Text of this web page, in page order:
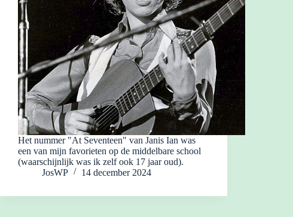
Het nummer "At Seventeen" van Janis Ian was
een van mijn favorieten op de middelbare school
(waarschijnlijk was ik zelf ook 17 jaar oud).
JosWP
14 december 2024